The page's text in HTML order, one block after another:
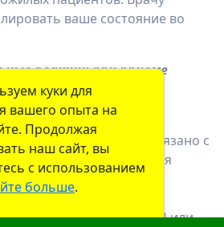
ваше состояние во
реакции при приеме
НПВП может быть связано с
риска развития
артериальных сосудов,
или инсульта,
высоких доз НПВП или
куки для
вашего опыта на
Продолжая
наш сайт, вы
с использованием
больше.